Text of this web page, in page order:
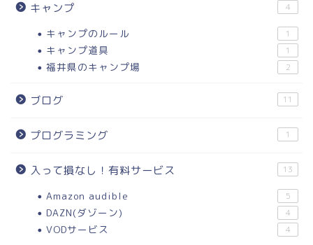
キャンプ 4
キャンプのルール 1
キャンプ道具 1
福井県のキャンプ場 2
ブログ 11
プログラミング 1
入って損なし！有料サービス 13
Amazon audible 5
DAZN(ダゾーン) 4
VODサービス 4